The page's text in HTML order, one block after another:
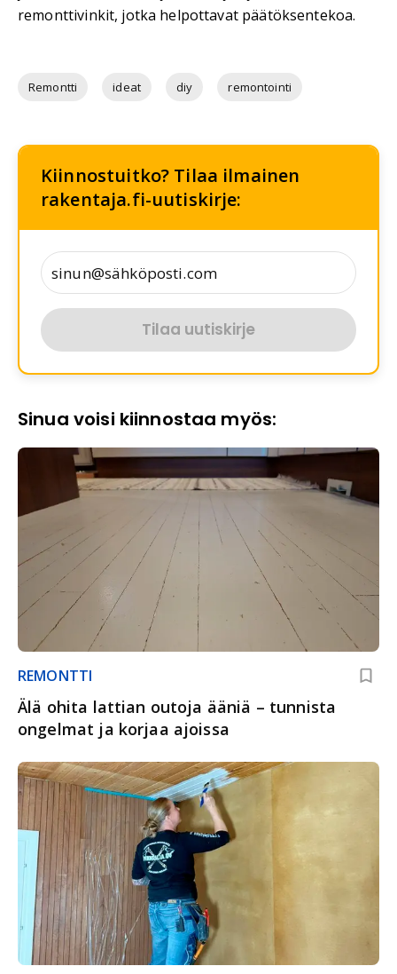
remonttivinkit, jotka helpottavat päätöksentekoa.
Remontti ideat diy remontointi
Kiinnostuitko? Tilaa ilmainen
rakentaja.fi-uutiskirje:
Tilaa uutiskirje
Sinua voisi kiinnostaa myös:
REMONTTI
Älä ohita lattian outoja ääniä – tunnista
ongelmat ja korjaa ajoissa